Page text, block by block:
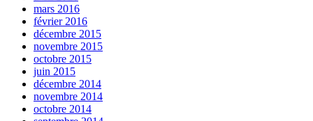
mars 2016
février 2016
décembre 2015
novembre 2015
octobre 2015
juin 2015
décembre 2014
novembre 2014
octobre 2014